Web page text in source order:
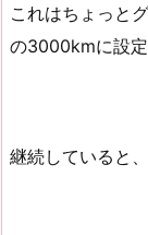
これはちょっと
の3000kmに設
継続していると